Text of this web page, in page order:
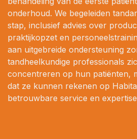
onderhoud. We begeleiden
stap, inclusief advies over
praktijkopzet en
aan uitgebreide ondersteuning
tandheelkundige professionals
concentreren op hun patiënten,
dat ze kunnen rekenen op
betrouwbare service en